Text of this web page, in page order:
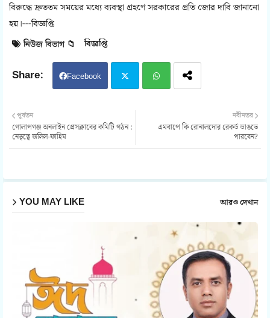
বিরুদ্ধে দ্রুততম সময়ের মধ্যে ব্যবস্থা গ্রহণে সরকারের প্রতি জোর দাবি জানানো
হয়।---বিজ্ঞপ্তি
নিউজ বিভাগ 📁 বিজ্ঞপ্তি
Facebook
ter atsa
নবীনতর
এমবাপে কি রোনালদোর রেকর্ড ভাঙতে
পারবেন?
পূর্বতন
গোলাপগঞ্জ অনলাইন প্রেসক্লাবের কমিটি গঠন :
নেতৃত্বে জলিল-ফাহিম
YOU MAY LIKE আরও দেখান